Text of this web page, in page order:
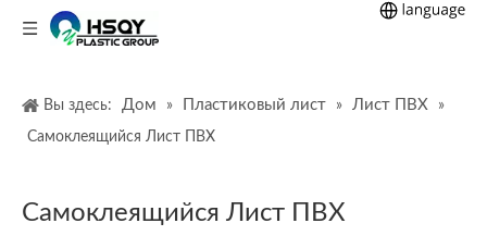
Вы здесь: Дом » Пластиковый лист » Лист ПВХ »
Самоклеящийся Лист ПВХ
Самоклеящийся Лист ПВХ